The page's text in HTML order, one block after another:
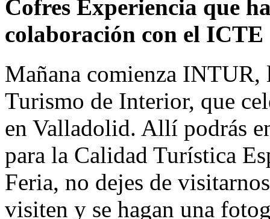
Cofres Experiencia que
colaboración con el ICTE
Mañana comienza
Turismo de Interior, que
en Valladolid. Allí podrás
para la Calidad Turística
Feria, no dejes de
visiten y se hagan una